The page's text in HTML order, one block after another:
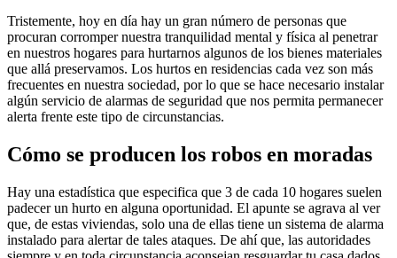
Tristemente, hoy en día hay un gran número de personas que
procuran corromper nuestra tranquilidad mental y física al penetrar
en nuestros hogares para hurtarnos algunos de los bienes materiales
que allá preservamos. Los hurtos en residencias cada vez son más
frecuentes en nuestra sociedad, por lo que se hace necesario instalar
algún servicio de alarmas de seguridad que nos permita permanecer
alerta frente este tipo de circunstancias.
Cómo se producen los robos en moradas
Hay una estadística que especifica que 3 de cada 10 hogares suelen
padecer un hurto en alguna oportunidad. El apunte se agrava al ver
que, de estas viviendas, solo una de ellas tiene un sistema de alarma
instalado para alertar de tales ataques. De ahí que, las autoridades